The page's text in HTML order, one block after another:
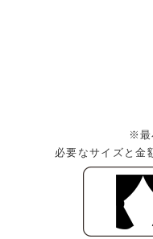
※最
必要なサイズと金